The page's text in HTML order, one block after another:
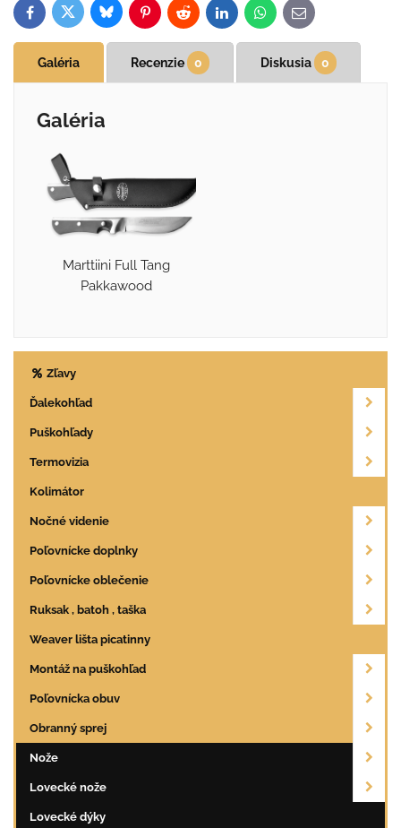
FacebookTwitterBlueskyPinterestReddit LinkedInWhatsApp
E-
mail
Galéria Recenzie 0 Diskusia 0
Galéria
Marttiini Full Tang
Pakkawood
Zľavy
Ďalekohľad
Puškohľady
Termovizia
Kolimátor
Nočné videnie
Poľovnícke doplnky
Poľovnícke oblečenie
Ruksak , batoh , taška
Weaver lišta picatinny
Montáž na puškohľad
Poľovnícka obuv
Obranný sprej
Nože
Lovecké nože
Lovecké dýky